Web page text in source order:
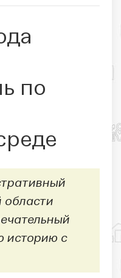
по
области
историю с